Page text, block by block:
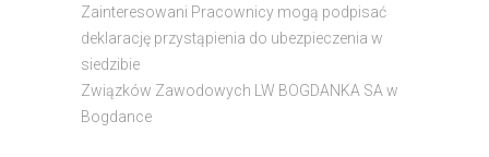
Zainteresowani Pracownicy mogą podpisać
deklarację przystąpienia do ubezpieczenia w
siedzibie
Związków Zawodowych LW BOGDANKA SA w
Bogdance